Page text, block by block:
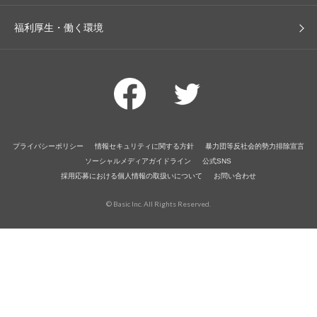
福利厚生・働く環境
プライバシーポリシー 情報セキュリティに関する方針
暴力団等反社会的勢力排除宣言
ソーシャルメディアガイドライン
公式SNS
採用応募における個人情報の取扱いについて
お問い合わせ
© Basic Inc. All Rights Reserved.